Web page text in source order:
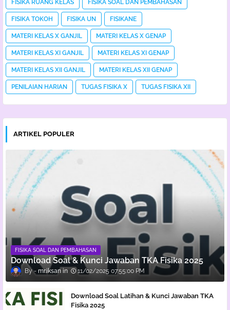
FISIKA RUANG KELAS FISIKA SOAL DAN PEMBAHASAN
FISIKA TOKOH FISIKA UN FISIKANE
MATERI KELAS X GANJIL MATERI KELAS X GENAP
MATERI KELAS XI GANJIL MATERI KELAS XI GENAP
MATERI KELAS XII GANJIL MATERI KELAS XII GENAP
PENILAIAN HARIAN TUGAS FISIKA X TUGAS FISIKA XII
ARTIKEL POPULER
FISIKA SOAL DAN PEMBAHASAN
Download Soal & Kunci Jawaban TKA Fisika 2025
mr.iksan 11/02/2025 07:55:00 PM
Download Soal Latihan & Kunci Jawaban TKA
Fisika 2025